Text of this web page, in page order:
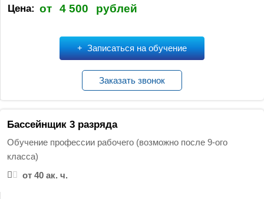
Цена: от 4 500 рублей
Записаться на обучение
Заказать звонок
Бассейнщик 3 разряда
Обучение профессии рабочего (возможно после 9-ого
класса)
от 40 ак. ч.